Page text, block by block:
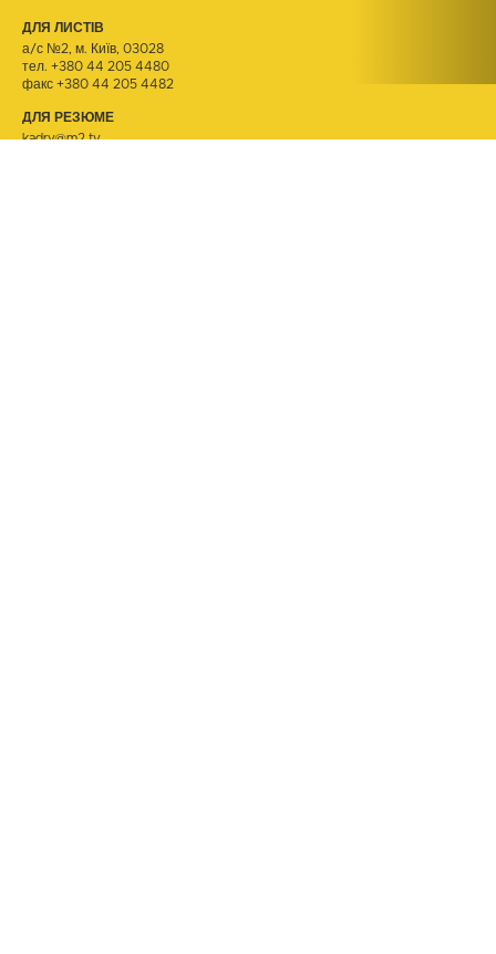
ДЛЯ ЛИСТІВ
а/с №2, м. Київ, 03028
тел. +380 44 205 4480
факс +380 44 205 4482
ДЛЯ РЕЗЮМЕ
kadry@m2.tv